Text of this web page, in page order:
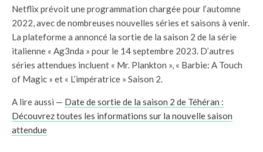
Netflix prévoit une programmation chargée pour l’automne
2022, avec de nombreuses nouvelles séries et saisons à venir.
La plateforme a annoncé la sortie de la saison 2 de la série
italienne « Ag3nda » pour le 14 septembre 2023. D’autres
séries attendues incluent « Mr. Plankton », « Barbie: A Touch
of Magic » et « L’impératrice » Saison 2.
A lire aussi — Date de sortie de la saison 2 de Téhéran :
Découvrez toutes les informations sur la nouvelle saison
attendue